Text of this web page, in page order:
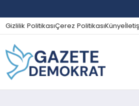
Gizlilik PolitikasıÇerez PolitikasıKünye